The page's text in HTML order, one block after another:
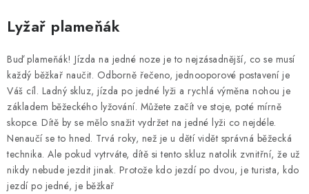
Lyžař plameňák
Buď plameňák! Jízda na jedné noze je to nejzásadnější, co se musí
každý běžkař naučit. Odborně řečeno, jednooporové postavení je
Váš cíl. Ladný skluz, jízda po jedné lyži a rychlá výměna nohou je
základem běžeckého lyžování. Můžete začít ve stoje, poté mírně
skopce. Dítě by se mělo snažit vydržet na jedné lyži co nejdéle.
Nenaučí se to hned. Trvá roky, než je u dětí vidět správná běžecká
technika. Ale pokud vytrváte, dítě si tento skluz natolik zvnitřní, že už
nikdy nebude jezdit jinak. Protože kdo jezdí po dvou, je turista, kdo
jezdí po jedné, je běžkař